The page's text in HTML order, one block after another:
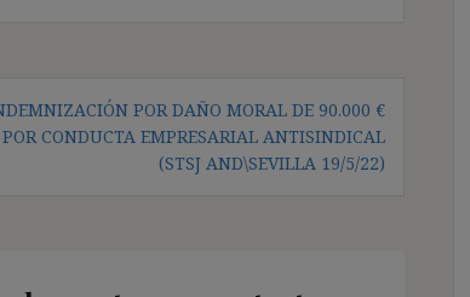
POR DAÑO MORAL DE 90.000 €
POR CONDUCTA EMPRESARIAL ANTISINDICAL
(STSJ AND\SEVILLA 19/5/22)